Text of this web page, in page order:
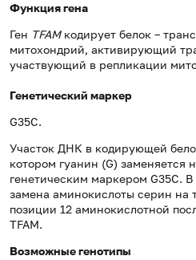
Функция гена
Ген TFAMкодирует белок –
митохондрий, активирующий
участвующий в репликации
Генетический маркер
G35C.
Участок ДНК в кодирующей
котором гуанин (G) заменяется
генетическим маркером G35C. В
замена аминокислоты серин на
позиции 12 аминокислотной
TFAM.
Возможные генотипы